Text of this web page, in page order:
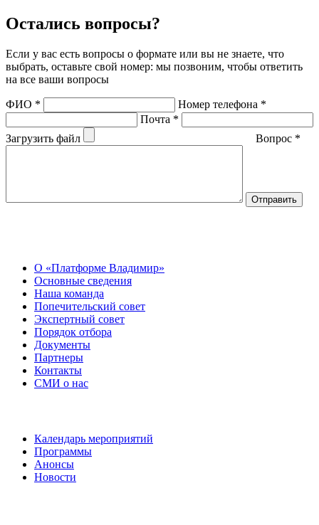
Остались вопросы?
Если у вас есть вопросы о формате или вы не знаете, что
выбрать, оставьте свой номер: мы позвоним, чтобы ответить
на все ваши вопросы
ФИО * Номер телефона *
Почта *
Загрузить файл
Вопрос *
О «Платформе Владимир»
Основные сведения
Наша команда
Попечительский совет
Экспертный совет
Порядок отбора
Документы
Партнеры
Контакты
СМИ о нас
Календарь мероприятий
Программы
Анонсы
Новости